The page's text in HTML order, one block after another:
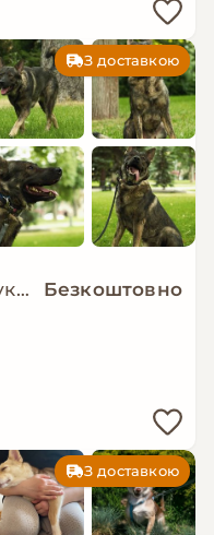
З доставкою
Промовка про вовка: шукаємо дім! Безкоштовно
З доставкою